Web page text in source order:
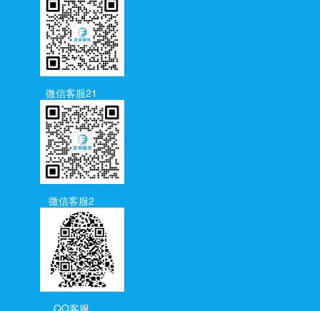
微信客服21
微信客服2